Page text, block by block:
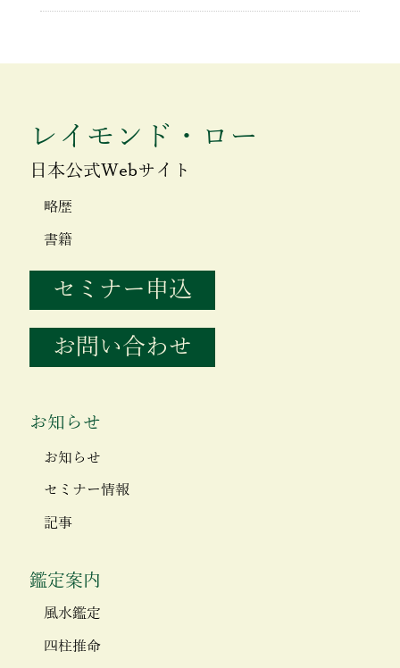
レイモンド・ロー
日本公式Webサイト
略歴
書籍
セミナー申込
お問い合わせ
お知らせ
お知らせ
セミナー情報
記事
鑑定案内
風水鑑定
四柱推命